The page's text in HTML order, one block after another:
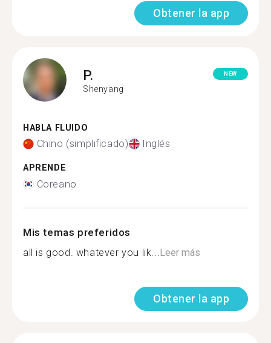
Obtener la app
P.
Shenyang
NEW
HABLA FLUIDO
Chino (simplificado) Inglés
APRENDE
Coreano
Mis temas preferidos
all is good. whatever you lik... Leer más
Obtener la app